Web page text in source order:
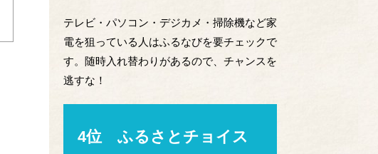
テレビ・パソコン・デジカメ・掃除機など家
電を狙っている人はふるなびを要チェックで
す。随時入れ替わりがあるので、チャンスを
逃すな！
4位 ふるさとチョイス